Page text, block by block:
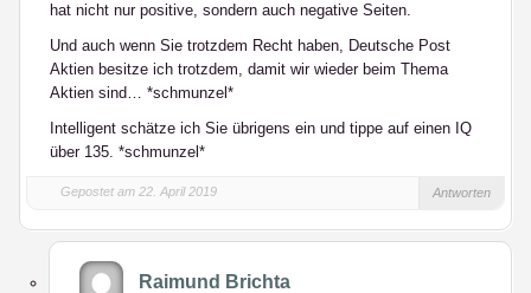
hat nicht nur positive, sondern auch negative Seiten.
Und auch wenn Sie trotzdem Recht haben, Deutsche Post
Aktien besitze ich trotzdem, damit wir wieder beim Thema
Aktien sind… *schmunzel*
Intelligent schätze ich Sie übrigens ein und tippe auf einen IQ
über 135. *schmunzel*
Gepostet am 22. April 2019 Antworten
Raimund Brichta